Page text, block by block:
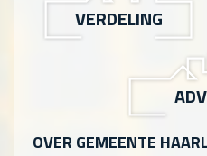
VERDELING
OVER GEMEENTE